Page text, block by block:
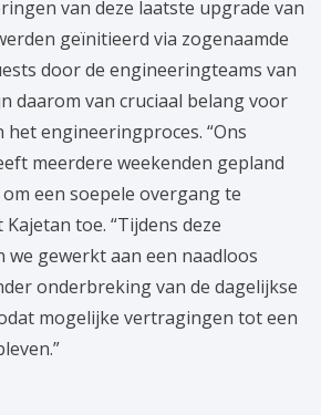
van deze laatste upgrade van
geïnitieerd via zogenaamde
door de engineeringteams van
daarom van cruciaal belang voor
engineeringproces. “Ons
meerdere weekenden gepland
een soepele overgang te
toe. “Tijdens deze
we gewerkt aan een naadloos
onderbreking van de dagelijkse
mogelijke vertragingen tot een